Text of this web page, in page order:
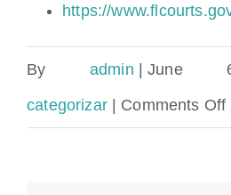
https://
By admin | June
categorizar | Comments Off